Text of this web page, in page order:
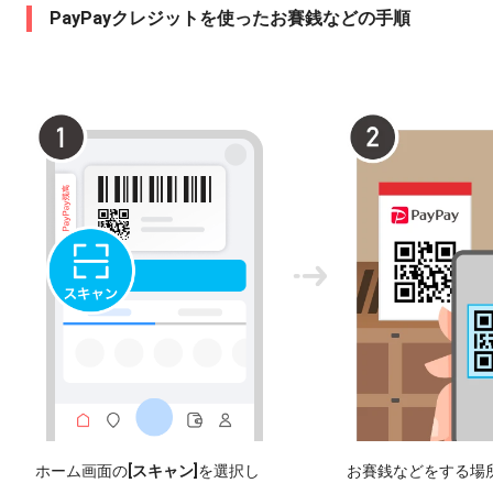
PayPayクレジットを使ったお賽銭などの手順
ホーム画面の[スキャン] を選択し
お賽銭などをする場